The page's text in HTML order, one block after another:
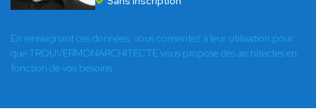
En renseignant ces données, vous consentez à leur utilisation pour
que TROUVERMONARCHITECTE vous propose des architectes en
fonction de vos besoins.